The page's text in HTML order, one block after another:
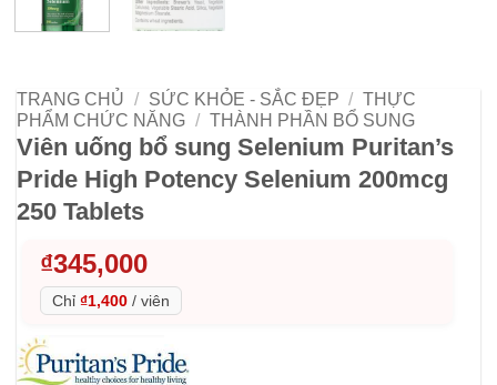
TRANG CHỦ / SỨC KHỎE - SẮC ĐẸP / THỰC
PHẨM CHỨC NĂNG / THÀNH PHẦN BỔ SUNG
Viên uống bổ sung Selenium Puritan’s
Pride High Potency Selenium 200mcg
250 Tablets
₫345,000
Chỉ ₫1,400 / viên